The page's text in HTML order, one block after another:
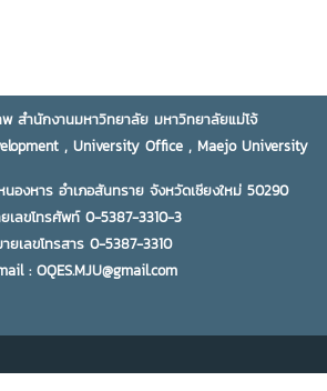
สำนักงานมหาวิทยาลัย มหาวิทยาลัยแม่โจ้
, University Office , Maejo University
องหาร อำเภอสันทราย จังหวัดเชียงใหม่ 50290
เลขโทรศัพท์ 0-5387-3310-3
ยเลขโทรสาร 0-5387-3310
: OQES.MJU@gmail.com